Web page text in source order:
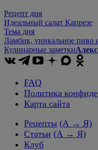
Рецепт дня
Идеальный салат Капрезе
Тема дня
Ламбик, уникальное пиво
Кулинарные заметки
FAQ
Политика
Карта сайта
Рецепты (А → Я)
Статьи (А → Я)
Клуб